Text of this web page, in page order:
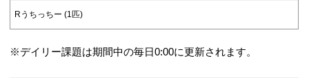
Rうちっちー (1匹)
※デイリー課題は期間中の毎日0:00に更新されます。